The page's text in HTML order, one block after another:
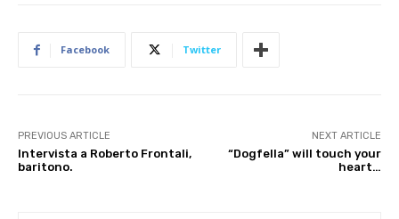
Facebook Twitter
PREVIOUS ARTICLE
Intervista a Roberto Frontali,
baritono.
NEXT ARTICLE
“Dogfella” will touch your
heart…